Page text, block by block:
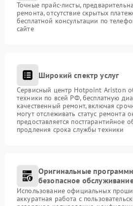
Точные прайс-листы,
ремонта, отсутствие скрытых
бесплатной консультации по
сайте
Широкий спектр услуг
Сервисный центр Hotpoint Ariston
техники по всей РФ, бесплатную
качественный ремонт, включая
могут отслеживать статус ремонта
предоставляется постгарантийное
продления срока службы техники
Оригинальные
безопасное
Использование официальных
аккуратная работа с